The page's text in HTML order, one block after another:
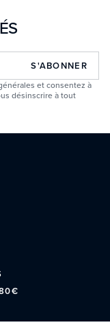
S'ABONNER
et consentez à
désinscrire à tout